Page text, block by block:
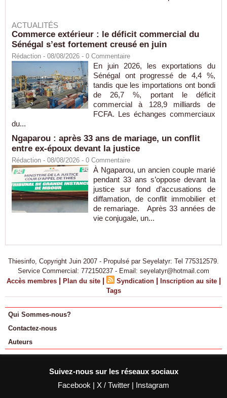
ACTUALITÉS
Commerce extérieur : le déficit commercial du
Sénégal s’est fortement creusé en juin
Rédaction - 08/08/2026 - 0 Commentaire
En juin 2026, les exportations du
Sénégal ont progressé de 4,4 %,
tandis que les importations ont bondi
de 26,7 %, portant le déficit
commercial à 128,9 milliards de
FCFA. Les échanges commerciaux
du...
Ngaparou : après 33 ans de mariage, un conflit
entre ex-époux devant la justice
Rédaction - 08/08/2026 - 0 Commentaire
À Ngaparou, un ancien couple marié
pendant 33 ans s’oppose devant la
justice sur fond d’accusations de
diffamation, de conflit immobilier et
de remariage. Après 33 années de
vie conjugale, un...
Thiesinfo, Copyright Juin 2007 - Propulsé par Seyelatyr: Tel 775312579.
Service Commercial: 772150237 - Email: seyelatyr@hotmail.com
Accès membres | Plan du site | Syndication | Inscription au site |
Tags
Qui Sommes-nous?
Contactez-nous
Auteurs
Suivez-nous sur les réseaux sociaux
Facebook | X / Twitter | Instagram